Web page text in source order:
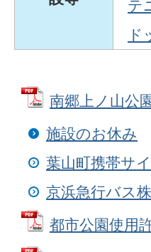
テ
ド
南郷上ノ山公
施設のお休み
葉山町携帯サ
京浜急行バス
都市公園使用